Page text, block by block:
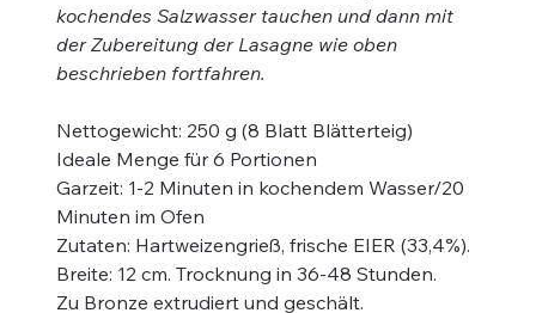
kochendes Salzwasser tauchen und dann mit
der Zubereitung der Lasagne wie oben
beschrieben fortfahren.
Nettogewicht: 250 g (8 Blatt Blätterteig)
Ideale Menge für 6 Portionen
Garzeit: 1-2 Minuten in kochendem Wasser/20
Minuten im Ofen
Zutaten: Hartweizengrieß, frische EIER (33,4%).
Breite: 12 cm. Trocknung in 36-48 Stunden.
Zu Bronze extrudiert und geschält.